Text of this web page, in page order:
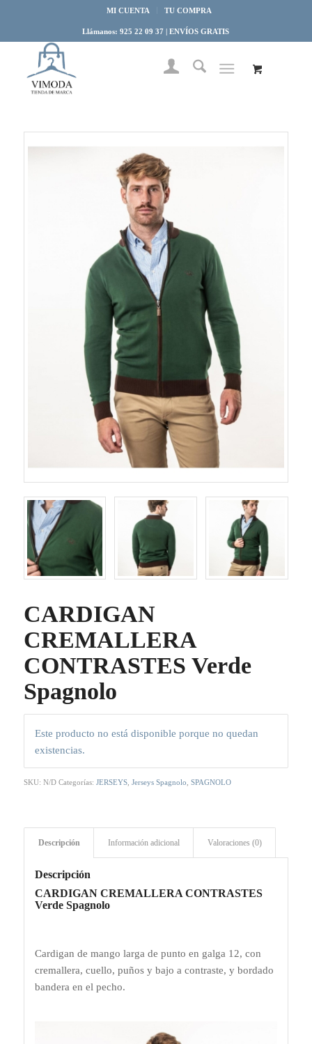
MI CUENTA TU COMPRA
Llámanos: 925 22 09 37 | ENVÍOS GRATIS
CARDIGAN
CREMALLERA
CONTRASTES Verde
Spagnolo
Este producto no está disponible porque no quedan
existencias.
SKU: N/D Categorías: JERSEYS, Jerseys Spagnolo SPAGNOLO
Descripción Información adicional Valoraciones (0)
Descripción
CARDIGAN CREMALLERA CONTRASTES
Verde Spagnolo
Cardigan de mango larga de punto en galga 12, con
cremallera, cuello, puños y bajo a contraste, y bordado
bandera en el pecho.